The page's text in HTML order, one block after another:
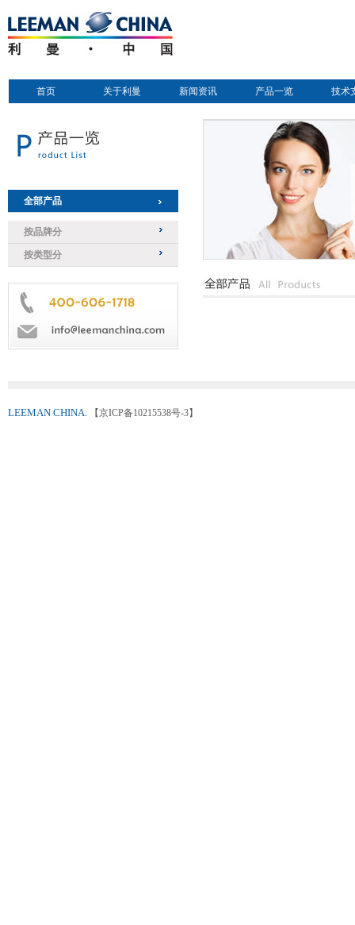
首页 关于利曼 新闻资讯 产品一览 技术
全部产品
按品牌分
按类型分
LEEMAN CHINA. 【京ICP备10215538号-3】